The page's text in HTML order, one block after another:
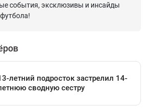
события, эксклюзивы и инсайды